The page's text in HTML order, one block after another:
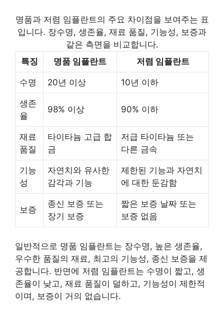
명품과 저렴 임플란트의 주요 차이점을 보여주는 표
입니다. 장수명, 생존율, 재료 품질, 기능성, 보증과
같은 측면을 비교합니다.
특징
명품 임플란트 저렴 임플란트
수명 20년 이상 10년 이하
생존
율
98% 이상 90% 이하
재료
품질
타이타늄 고급 합
금
저급 타이타늄 또는
다른 금속
기능
성
자연치와 유사한
감각과 기능
제한된 기능과 자연치
에 대한 둔감함
보증
종신 보증 또는
장기 보증
짧은 보증 날짜 또는
보증 없음
일반적으로 명품 임플란트는 장수명, 높은 생존율,
우수한 품질의 재료, 최고의 기능성, 종신 보증을 제
공합니다. 반면에 저렴 임플란트는 수명이 짧고, 생
존율이 낮고, 재료 품질이 덜하고, 기능성이 제한적
이며, 보증이 거의 없습니다.